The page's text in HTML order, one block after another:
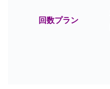
回数プラン